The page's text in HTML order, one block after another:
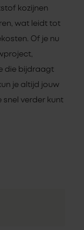
kozijnen
wat leidt tot
Of je nu
die bijdraagt
je altijd jouw
snel verder kunt